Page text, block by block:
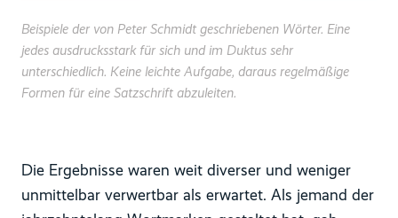
Beispiele der von Peter Schmidt geschriebenen Wörter. Eine
jedes ausdrucksstark für sich und im Duktus sehr
unterschiedlich. Keine leichte Aufgabe, daraus regelmäßige
Formen für eine Satzschrift abzuleiten.
Die Ergebnisse waren weit diverser und weniger
unmittelbar verwertbar als erwartet. Als jemand der